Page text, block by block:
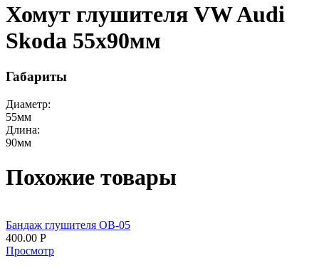
Хомут глушителя VW Audi
Skoda 55x90мм
Габариты
Диаметр:
55мм
Длина:
90мм
Похожие товары
Бандаж глушителя OB-05
400.00 Р
Просмотр